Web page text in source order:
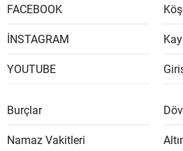
FACEBOOK
İNSTAGRAM
YOUTUBE
Burçlar
Namaz Vakitleri